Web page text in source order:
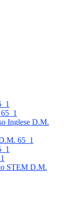
Inglese D.M.
65_1
STEM D.M.